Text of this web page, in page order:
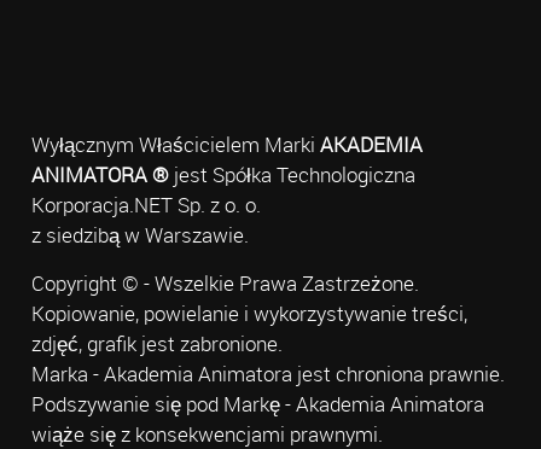
Wyłącznym Właścicielem Marki AKADEMIA
ANIMATORA ®jest Spółka Technologiczna
Korporacja.NET Sp. z o. o.
z siedzibą w Warszawie.
Copyright © - Wszelkie Prawa Zastrzeżone.
Kopiowanie, powielanie i wykorzystywanie treści,
zdjęć, grafik jest zabronione.
Marka - Akademia Animatora jest chroniona prawnie.
Podszywanie się pod Markę - Akademia Animatora
wiąże się z konsekwencjami prawnymi.